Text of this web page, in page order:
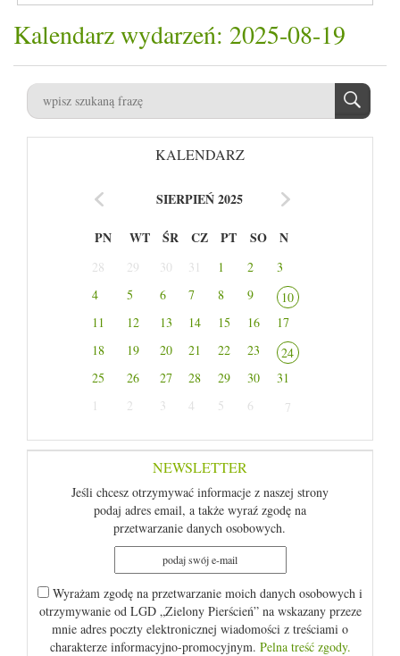
Kalendarz wydarzeń: 2025-08-19
KALENDARZ
SIERPIEŃ 2025
PN WT ŚR CZ PT SO N
28 29 30 31 1 2
3
4
5 6 7 8 9
10
11
12 13 14 15 16
17
18
19 20 21 22 23
24
25
26 27 28 29 30
31
1
2 3 4 5 6 7
NEWSLETTER
Jeśli chcesz otrzymywać informacje z naszej strony
podaj adres email, a także wyraź zgodę na
przetwarzanie danych osobowych.
Wyrażam zgodę na przetwarzanie moich danych osobowych i
otrzymywanie od LGD „Zielony Pierścień” na wskazany przeze
mnie adres poczty elektronicznej wiadomości z treściami o
charakterze informacyjno-promocyjnym. Pelna treść zgody.